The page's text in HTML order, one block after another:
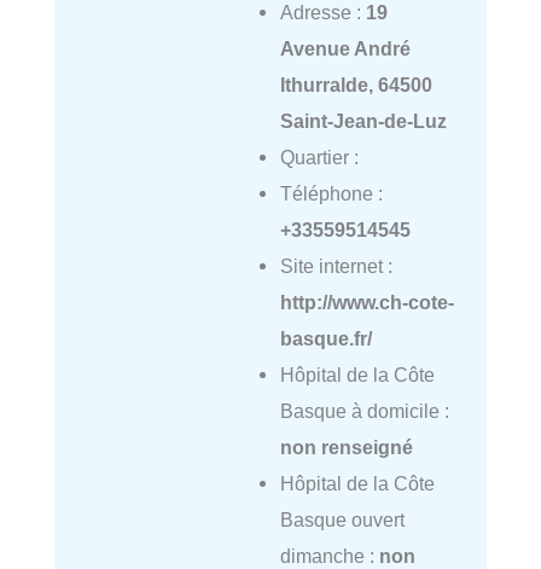
Adresse : 19
Avenue André
Ithurralde, 64500
Saint-Jean-de-Luz
Quartier :
Téléphone :
+33559514545
Site internet :
http://www.ch-cote-
basque.fr/
Hôpital de la Côte
Basque à domicile :
non renseigné
Hôpital de la Côte
Basque ouvert
dimanche : non